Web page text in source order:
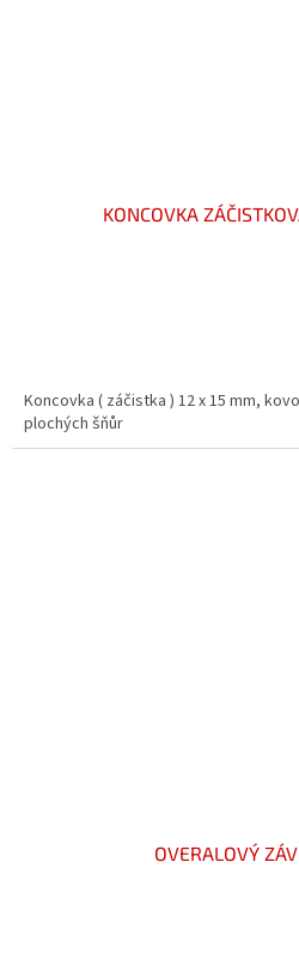
KONCOVKA
Koncovka ( záčistka ) 12 x 15 mm,
plochých šňůr
OVERALOVÝ